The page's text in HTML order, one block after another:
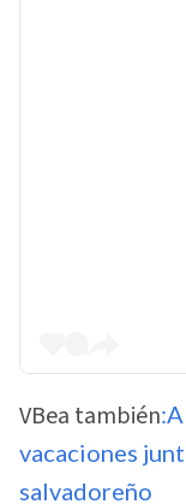
VBea también
vacaciones
salvadoreño